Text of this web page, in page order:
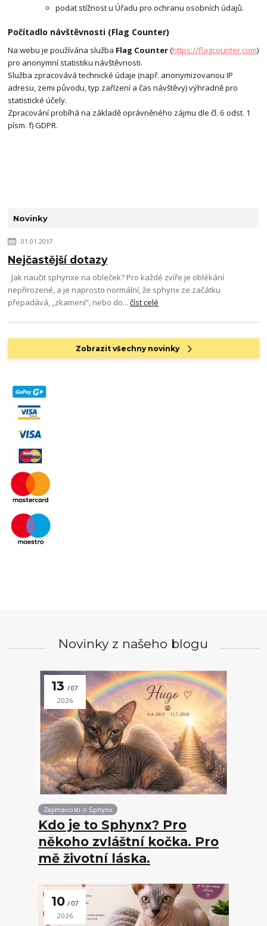
Novinky
01.01.2017
Nejčastější dotazy
Jak naučit sphynxe na obleček? Pro každé zvíře je oblékání
nepřirozené, a je naprosto normální, že sphynx ze začátku
přepadává, „zkamení“, nebo do...číst celé
Zobrazit všechny novinky
podat stížnost u Úřadu pro ochranu osobních údajů.
Počítadlo návštěvnosti (Flag Counter)
Na webu je používána služba Flag Counter(https://flagcounter.com)
pro anonymní statistiku návštěvnosti.
Služba zpracovává technické údaje (např. anonymizovanou IP
adresu, zemi původu, typ zařízení a čas návštěvy) výhradně pro
statistické účely.
Zpracování probíhá na základě oprávněného zájmu dle čl. 6 odst. 1
písm. f) GDPR.
Novinky z našeho blogu
13 07
2026
Zajímavosti o Sphynx
Kdo je to Sphynx? Pro
někoho zvláštní kočka. Pro
mě životní láska.
10 07
2026